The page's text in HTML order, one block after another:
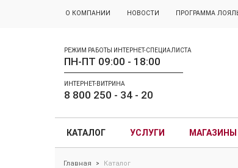
О КОМПАНИИ НОВОСТИ ПРОГРАММА
РЕЖИМ РАБОТЫ ИНТЕРНЕТ-СПЕЦИАЛИСТА
ПН-ПТ 09:00 - 18:00
ИНТЕРНЕТ-ВИТРИНА
8 800 250 - 34 - 20
КАТАЛОГ УСЛУГИ МАГАЗИНЫ
Главная > Каталог